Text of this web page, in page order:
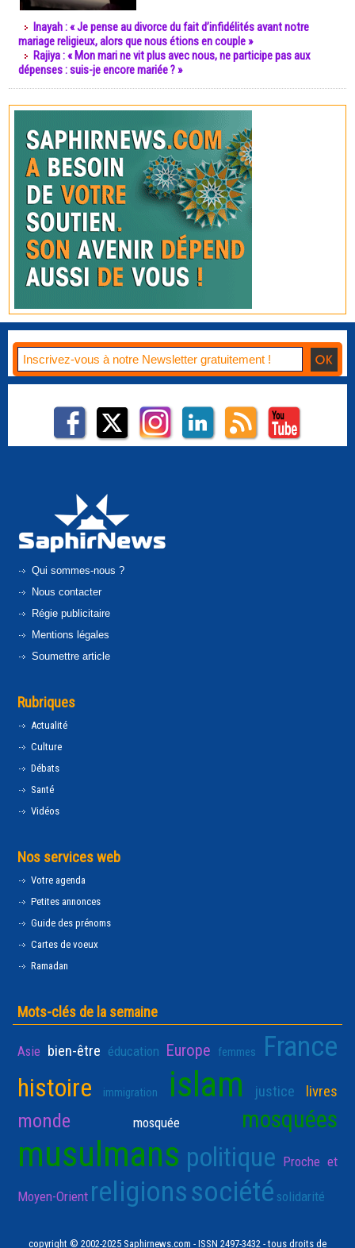
Inayah : « Je pense au divorce du fait d’infidélités avant notre
mariage religieux, alors que nous étions en couple »
Rajiya : « Mon mari ne vit plus avec nous, ne participe pas aux
dépenses : suis-je encore mariée ? »
Qui sommes-nous ?
Nous contacter
Régie publicitaire
Mentions légales
Soumettre article
Rubriques
Actualité
Culture
Débats
Santé
Vidéos
Nos services web
Votre agenda
Petites annonces
Guide des prénoms
Cartes de voeux
Ramadan
Mots-clés de la semaine
Asie bien-être éducation Europe femmes France
histoire immigration islam justice livres
monde mosquée mosquées
musulmans politique Proche et
Moyen-Orient religionssociété solidarité
copyright © 2002-2025 Saphirnews.com - ISSN 2497-3432 - tous droits de